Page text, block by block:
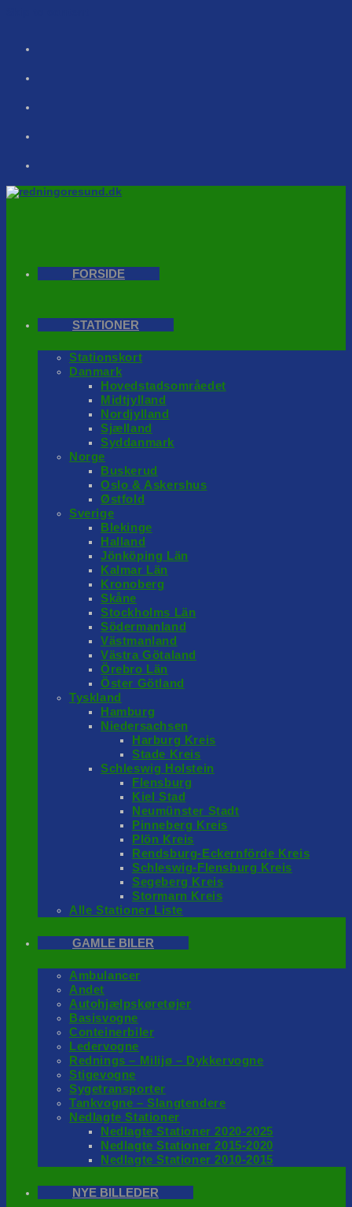
FORSIDE
STATIONER
Stationskort
Danmark
Hovedstadsområedet
Midtjylland
Nordjylland
Sjælland
Syddanmark
Norge
Buskerud
Oslo & Askershus
Østfold
Sverige
Blekinge
Halland
Jönköping Län
Kalmar Län
Kronoberg
Skåne
Stockholms Län
Södermanland
Västmanland
Västra Götaland
Örebro Län
Öster Götland
Tyskland
Hamburg
Niedersachsen
Harburg Kreis
Stade Kreis
Schleswig Holstein
Flensburg
Kiel Stad
Neumünster Stadt
Pinneberg Kreis
Plön Kreis
Rendsburg-Eckernförde Kreis
Schleswig-Flensburg Kreis
Segeberg Kreis
Stormarn Kreis
Alle Stationer Liste
GAMLE BILER
Ambulancer
Andet
Autohjælpskøretøjer
Basisvogne
Conteinerbiler
Ledervogne
Rednings – Milijø – Dykkervogne
Stigevogne
Sygetransporter
Tankvogne – Slangtendere
Nedlagte Stationer
Nedlagte Stationer 2020-2025
Nedlagte Stationer 2015-2020
Nedlagte Stationer 2010-2015
NYE BILLEDER